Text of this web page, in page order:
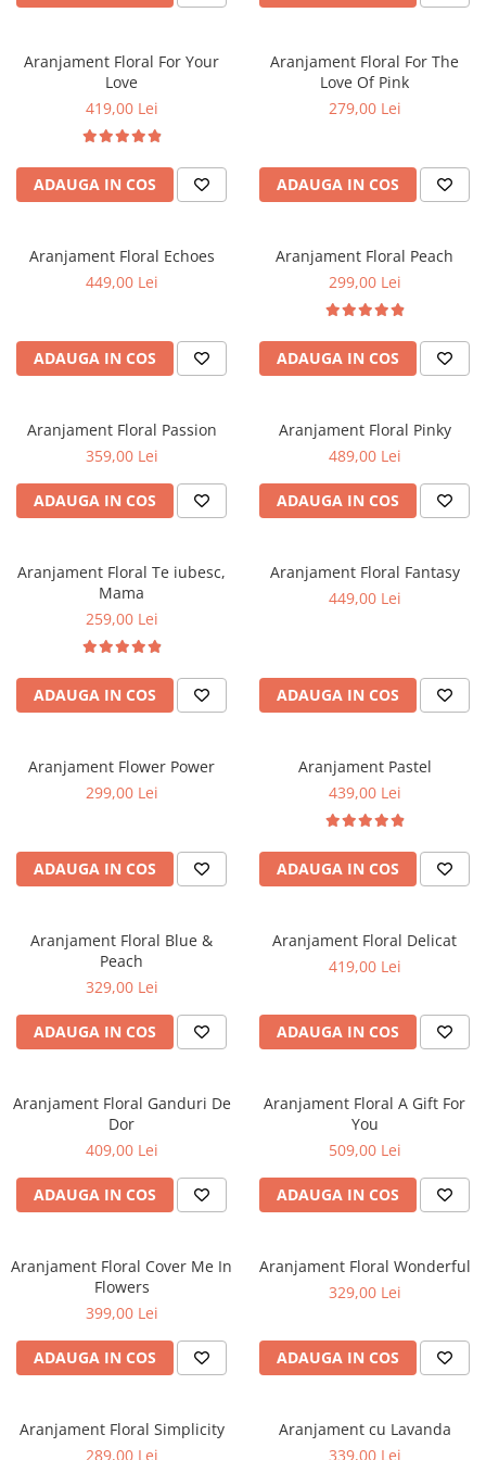
Aranjament Floral For Your
Love
419,00 Lei
ADAUGA IN COS
Aranjament Floral For The
Love Of Pink
279,00 Lei
ADAUGA IN COS
Aranjament Floral Echoes
449,00 Lei
ADAUGA IN COS
Aranjament Floral Peach
299,00 Lei
ADAUGA IN COS
Aranjament Floral Passion
359,00 Lei
ADAUGA IN COS
Aranjament Floral Pinky
489,00 Lei
ADAUGA IN COS
Aranjament Floral Te iubesc,
Mama
259,00 Lei
ADAUGA IN COS
Aranjament Floral Fantasy
449,00 Lei
ADAUGA IN COS
Aranjament Flower Power
299,00 Lei
ADAUGA IN COS
Aranjament Pastel
439,00 Lei
ADAUGA IN COS
Aranjament Floral Blue &
Peach
329,00 Lei
ADAUGA IN COS
Aranjament Floral Delicat
419,00 Lei
ADAUGA IN COS
Aranjament Floral Ganduri De
Dor
409,00 Lei
ADAUGA IN COS
Aranjament Floral A Gift For
You
509,00 Lei
ADAUGA IN COS
Aranjament Floral Cover Me In
Flowers
399,00 Lei
ADAUGA IN COS
Aranjament Floral Wonderful
329,00 Lei
ADAUGA IN COS
Aranjament Floral Simplicity
289,00 Lei
Aranjament cu Lavanda
339,00 Lei